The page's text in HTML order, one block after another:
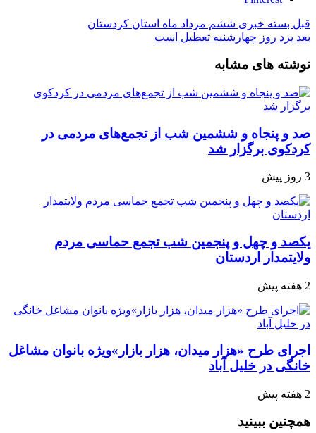
قبل بسته خبری ششم مرداد ماه استان کردستان
بعد یزد روز چهارشنبه تعطیل است
نوشته های مشابه
صد و پنجاه‌ و ششمین شب از تجمع‌های مردمی در
کردکوی برگزار شد
3 روز پیش
یکصد و چهل و پنجمین شب تجمع‌ حماسی مردم‌
ولایتمدار اردستان
2 هفته پیش
اجرای طرح «هزار میدان، هزار بازار»ویژه بانوان مشاغل
خانگی در خلیل آباد
2 هفته پیش
همچنین ببینید